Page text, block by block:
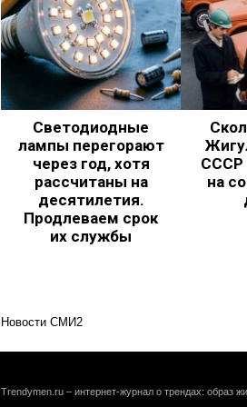
Светодиодные
лампы перегорают
через год, хотя
рассчитаны на
десятилетия.
Продлеваем срок
их службы
СССР
на
Новости СМИ2
Trendymen.ru – интернет-журнал о трендах: образ